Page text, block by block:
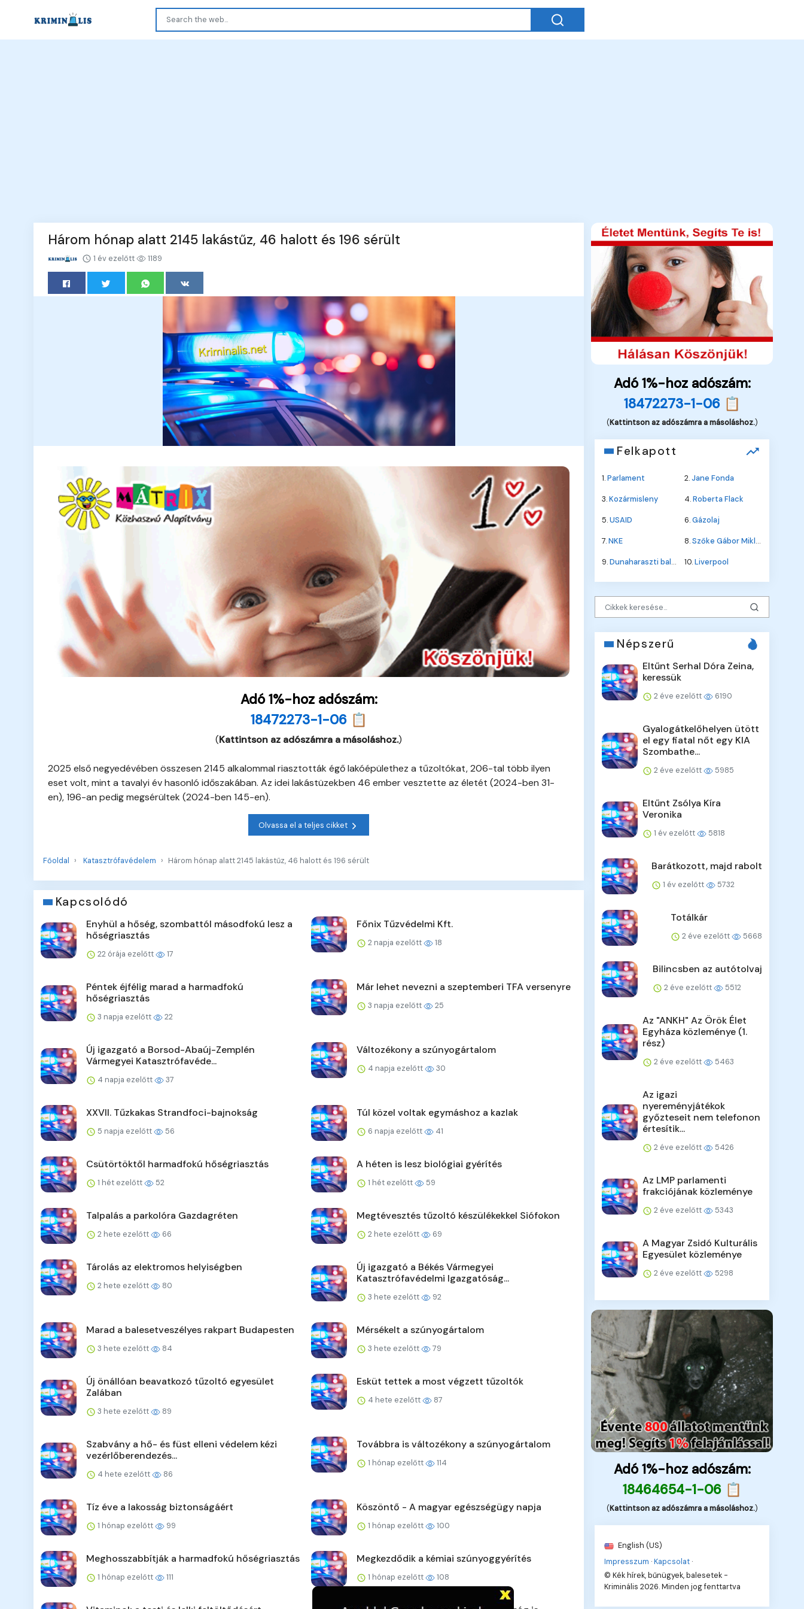
Három hónap alatt 2145 lakástűz, 46 halott és 196 sérült
1 év ezelőtt 1189
Adó 1%-hoz adószám:
18472273-1-06 📋
(Kattintson az adószámra a másoláshoz.)
2025 első negyedévében összesen 2145 alkalommal riasztották égő lakóépülethez a tűzoltókat, 206-tal több ilyen
eset volt, mint a tavalyi év hasonló időszakában. Az idei lakástüzekben 46 ember vesztette az életét (2024-ben 31-
en), 196-an pedig megsérültek (2024-ben 145-en).
Olvassa el a teljes cikket
Főoldal Katasztrófavédelem Három hónap alatt 2145 lakástűz, 46 halott és 196 sérült
Kapcsolódó
Enyhül a hőség, szombattól másodfokú lesz a
hőségriasztás
22 órája ezelőtt 17
Főnix Tűzvédelmi Kft.
2 napja ezelőtt 18
Péntek éjfélig marad a harmadfokú
hőségriasztás
3 napja ezelőtt 22
Már lehet nevezni a szeptemberi TFA versenyre
3 napja ezelőtt 25
Új igazgató a Borsod-Abaúj-Zemplén
Vármegyei Katasztrófavéde...
4 napja ezelőtt 37
Változékony a szúnyogártalom
4 napja ezelőtt 30
XXVII. Tűzkakas Strandfoci-bajnokság
5 napja ezelőtt 56
Túl közel voltak egymáshoz a kazlak
6 napja ezelőtt 41
Csütörtöktől harmadfokú hőségriasztás
1 hét ezelőtt 52
A héten is lesz biológiai gyérítés
1 hét ezelőtt 59
Talpalás a parkolóra Gazdagréten
2 hete ezelőtt 66
Megtévesztés tűzoltó készülékekkel Siófokon
2 hete ezelőtt 69
Tárolás az elektromos helyiségben
2 hete ezelőtt 80
Új igazgató a Békés Vármegyei
Katasztrófavédelmi Igazgatóság...
3 hete ezelőtt 92
Marad a balesetveszélyes rakpart Budapesten
3 hete ezelőtt 84
Mérsékelt a szúnyogártalom
3 hete ezelőtt 79
Új önállóan beavatkozó tűzoltó egyesület
Zalában
3 hete ezelőtt 89
Esküt tettek a most végzett tűzoltók
4 hete ezelőtt 87
Szabvány a hő- és füst elleni védelem kézi
vezérlőberendezés...
4 hete ezelőtt 86
Továbbra is változékony a szúnyogártalom
1 hónap ezelőtt 114
Tíz éve a lakosság biztonságáért
1 hónap ezelőtt 99
Köszöntő - A magyar egészségügy napja
1 hónap ezelőtt 100
Meghosszabbítják a harmadfokú hőségriasztás
1 hónap ezelőtt 111
Megkezdődik a kémiai szúnyoggyérítés
1 hónap ezelőtt 108
Adó 1%-hoz adószám:
18472273-1-06 📋
(Kattintson az adószámra a másoláshoz.)
Felkapott
1.Parlament 2.Jane Fonda
3.Kozármisleny 4.Roberta Flack
5.USAID 6.Gázolaj
7.NKE 8.Szőke Gábor Miklós
9.Dunaharaszti baleset 10.Liverpool
Népszerű
Eltűnt Serhal Dóra Zeina,
keressük
2 éve ezelőtt 6190
Gyalogátkelőhelyen ütött
el egy fiatal nőt egy KIA
Szombathe...
2 éve ezelőtt 5985
Eltűnt Zsólya Kíra
Veronika
1 év ezelőtt 5818
Barátkozott, majd rabolt
1 év ezelőtt 5732
Totálkár
2 éve ezelőtt 5668
Bilincsben az autótolvaj
2 éve ezelőtt 5512
Az "ANKH" Az Örök Élet
Egyháza közleménye (1.
rész)
2 éve ezelőtt 5463
Az igazi
nyereményjátékok
győzteseit nem telefonon
értesítik...
2 éve ezelőtt 5426
Az LMP parlamenti
frakciójának közleménye
2 éve ezelőtt 5343
A Magyar Zsidó Kulturális
Egyesület közleménye
2 éve ezelőtt 5298
Adó 1%-hoz adószám:
18464654-1-06 📋
(Kattintson az adószámra a másoláshoz.)
English (US)
Impresszum ·Kapcsolat ·
© Kék hírek, bűnügyek, balesetek -
Kriminális 2026. Minden jog fenttartva